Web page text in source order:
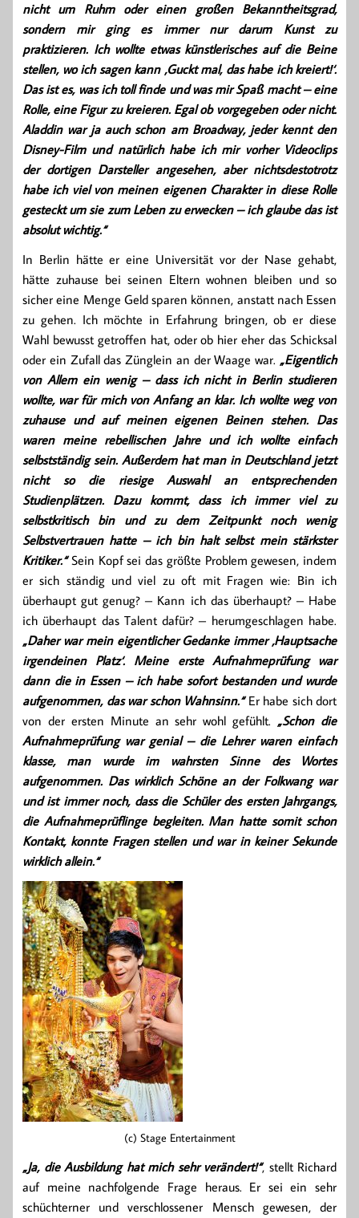
nicht um Ruhm oder einen großen Bekanntheitsgrad,
sondern mir ging es immer nur darum Kunst zu
praktizieren. Ich wollte etwas künstlerisches auf die Beine
stellen, wo ich sagen kann ‚Guckt mal, das habe ich kreiert!‘.
Das ist es, was ich toll finde und was mir Spaß macht – eine
Rolle, eine Figur zu kreieren. Egal ob vorgegeben oder nicht.
Aladdin war ja auch schon am Broadway, jeder kennt den
Disney-Film und natürlich habe ich mir vorher Videoclips
der dortigen Darsteller angesehen, aber nichtsdestotrotz
habe ich viel von meinen eigenen Charakter in diese Rolle
gesteckt um sie zum Leben zu erwecken – ich glaube das ist
absolut wichtig.“
In Berlin hätte er eine Universität vor der Nase gehabt,
hätte zuhause bei seinen Eltern wohnen bleiben und so
sicher eine Menge Geld sparen können, anstatt nach Essen
zu gehen. Ich möchte in Erfahrung bringen, ob er diese
Wahl bewusst getroffen hat, oder ob hier eher das Schicksal
oder ein Zufall das Zünglein an der Waage war. „Eigentlich
von Allem ein wenig – dass ich nicht in Berlin studieren
wollte, war für mich von Anfang an klar. Ich wollte weg von
zuhause und auf meinen eigenen Beinen stehen. Das
waren meine rebellischen Jahre und ich wollte einfach
selbstständig sein. Außerdem hat man in Deutschland jetzt
nicht so die riesige Auswahl an entsprechenden
Studienplätzen. Dazu kommt, dass ich immer viel zu
selbstkritisch bin und zu dem Zeitpunkt noch wenig
Selbstvertrauen hatte – ich bin halt selbst mein stärkster
Kritiker.“Sein Kopf sei das größte Problem gewesen, indem
er sich ständig und viel zu oft mit Fragen wie: Bin ich
überhaupt gut genug? – Kann ich das überhaupt? – Habe
ich überhaupt das Talent dafür? – herumgeschlagen habe.
„Daher war mein eigentlicher Gedanke immer ‚Hauptsache
irgendeinen Platz‘. Meine erste Aufnahmeprüfung war
dann die in Essen – ich habe sofort bestanden und wurde
aufgenommen, das war schon Wahnsinn.“Er habe sich dort
von der ersten Minute an sehr wohl gefühlt. „Schon die
Aufnahmeprüfung war genial – die Lehrer waren einfach
klasse, man wurde im wahrsten Sinne des Wortes
aufgenommen. Das wirklich Schöne an der Folkwang war
und ist immer noch, dass die Schüler des ersten Jahrgangs,
die Aufnahmeprüflinge begleiten. Man hatte somit schon
Kontakt, konnte Fragen stellen und war in keiner Sekunde
wirklich allein.“
(c) Stage Entertainment
„Ja, die Ausbildung hat mich sehr verändert!“, stellt Richard
auf meine nachfolgende Frage heraus. Er sei ein sehr
schüchterner und verschlossener Mensch gewesen, der